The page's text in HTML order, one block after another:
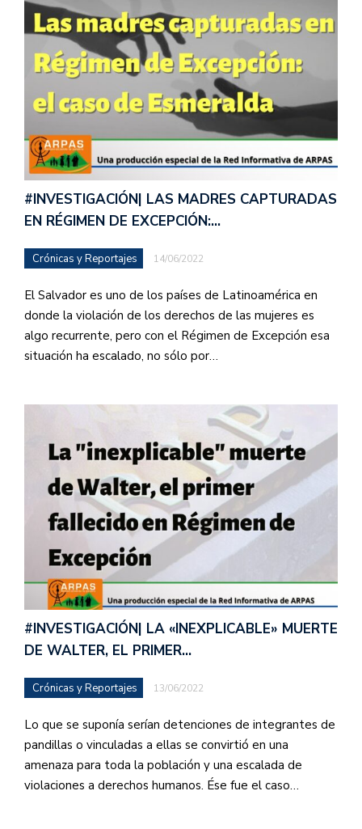
#INVESTIGACIÓN| LAS MADRES CAPTURADAS
EN RÉGIMEN DE EXCEPCIÓN:…
Crónicas y Reportajes 14/06/2022
El Salvador es uno de los países de Latinoamérica en
donde la violación de los derechos de las mujeres es
algo recurrente, pero con el Régimen de Excepción esa
situación ha escalado, no sólo por…
#INVESTIGACIÓN| LA «INEXPLICABLE» MUERTE
DE WALTER, EL PRIMER…
Crónicas y Reportajes 13/06/2022
Lo que se suponía serían detenciones de integrantes de
pandillas o vinculadas a ellas se convirtió en una
amenaza para toda la población y una escalada de
violaciones a derechos humanos. Ése fue el caso…